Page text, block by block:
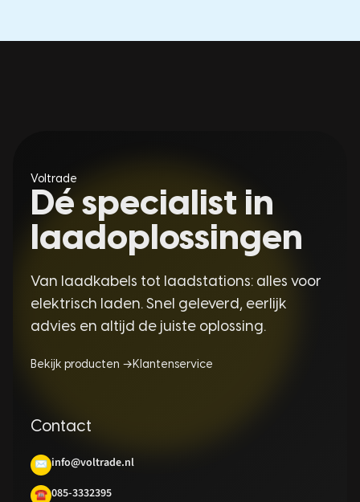
Voltrade
Dé specialist in
laadoplossingen
Van laadkabels tot laadstations: alles voor
elektrisch laden. Snel geleverd, eerlijk
advies en altijd de juiste oplossing.
Bekijk producten → Klantenservice
Contact
✉ info@voltrade.nl
☎ 085-3332395